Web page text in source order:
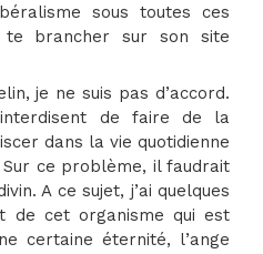
sous toutes ces
te brancher sur son site
je ne suis pas d’accord.
de faire de la
dans la vie quotidienne
ce problème, il faudrait
A ce sujet, j’ai quelques
de cet organisme qui est
certaine éternité, l’ange